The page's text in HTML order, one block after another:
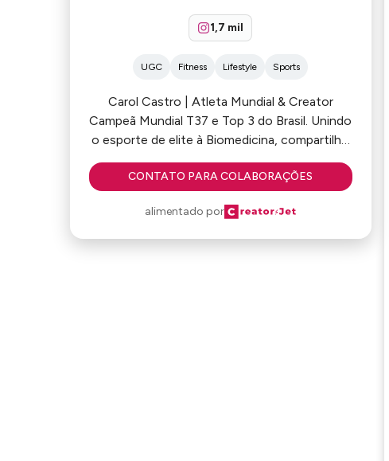
1,7 mil
UGC Fitness Lifestyle Sports
Carol Castro | Atleta Mundial & Creator
Campeã Mundial T37 e Top 3 do Brasil. Unindo
o esporte de elite à Biomedicina, compartilho
uma rotina de saúde e superação. Com
alcance de 41k+ visualizações, já colaborei
L’Oréal, FG Empreendimentos, FTW,
ExperimentaAi e muitas outras.
CONTATO PARA COLABORAÇÕES
alimentado por